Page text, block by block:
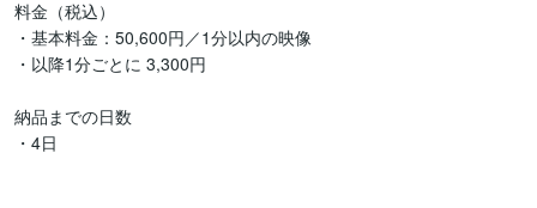
料金（税込）
・基本料金：50,600円／1分以内の映像
・以降1分ごとに 3,300円
納品までの日数
・4日